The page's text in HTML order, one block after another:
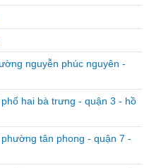
nguyễn phúc nguyên -
hai bà trưng - quận 3 - hồ
tân phong - quận 7 -